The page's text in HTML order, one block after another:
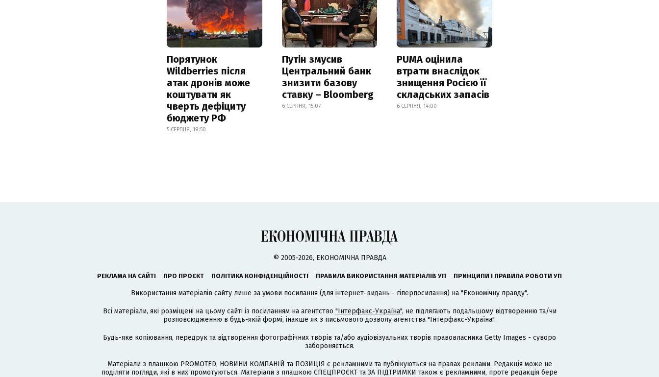
Порятунок
Wildberries після
атак дронів може
коштувати як
чверть дефіциту
бюджету РФ
5 СЕРПНЯ, 19:50
Путін змусив
Центральний банк
знизити базову
ставку – Bloomberg
6 СЕРПНЯ, 15:07
PUMA оцінила
втрати внаслідок
знищення Росією її
складських запасів
6 СЕРПНЯ, 14:00
© 2005-2026, ЕКОНОМІЧНА ПРАВДА
РЕКЛАМА НА САЙТІ ПРО ПРОЄКТ ПОЛІТИКА КОНФІДЕНЦІЙНОСТІ ПРАВИЛА ВИКОРИСТАННЯ МАТЕРІАЛІВ УП ПРИНЦИПИ І ПРАВИЛА РОБОТИ УП
Використання матеріалів сайту лише за умови посилання (для інтернет-видань - гіперпосилання) на "Економічну правду".
Всі матеріали, які розміщені на цьому сайті із посиланням на агентство "Інтерфакс-Україна", не підлягають подальшому відтворенню та/чи
розповсюдженню в будь-якій формі, інакше як з письмового дозволу агентства "Інтерфакс-Україна".
Будь-яке копіювання, передрук та відтворення фотографічних творів та/або аудіовізуальних творів правовласника Getty Images - суворо
забороняється.
Матеріали з плашкою PROMOTED, НОВИНИ КОМПАНІЙ та ПОЗИЦІЯ є рекламними та публікуються на правах реклами. Редакція може не
поділяти погляди, які в них промотуються. Матеріали з плашкою СПЕЦПРОЄКТ та ЗА ПІДТРИМКИ також є рекламними, проте редакція бере